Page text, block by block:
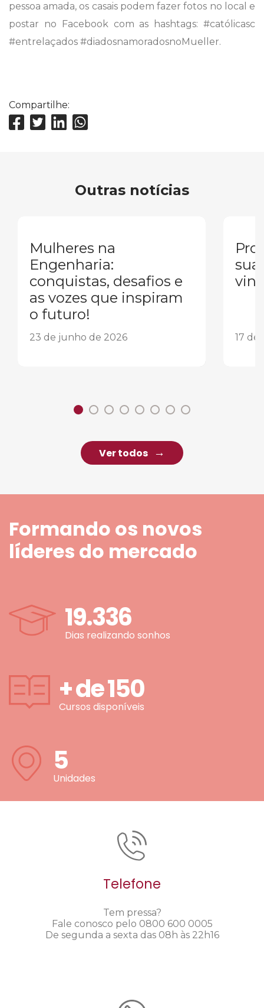
pessoa amada, os casais podem fazer fotos no local e
postar no Facebook com as hashtags: #católicasc
#entrelaçados #diadosnamoradosnoMueller.
Compartilhe:
Outras notícias
Mulheres na
Engenharia:
conquistas, desafios e
as vozes que inspiram
o futuro!
23 de junho de 2026
sua
17 de
Ver todos
Formando os novos
líderes do mercado
19.336
Dias realizando sonhos
+ de150
Cursos disponíveis
5
Unidades
Telefone
Tem pressa?
Fale conosco pelo 0800 600 0005
De segunda a sexta das 08h às 22h16